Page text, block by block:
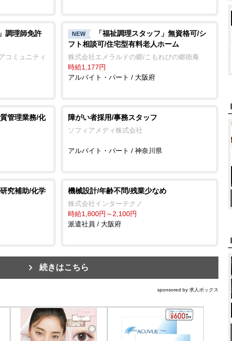
調理師免許
コミュニティ
NEW
「福祉調理スタッフ」無資格可/シ
フト相談可/住宅型有料老人ホーム
株式会社エメラルドの郷/こもれびの郷徳庵
時給1,177円
アルバイト・パート / 大阪府
管理業務/化
障がい者採用/事務スタッフ
ソフィアメディ株式会社
アルバイト・パート / 神奈川県
究補助/化学
機械設計/年齢不問/残業少なめ
株式会社インターテクノ
時給1,800円～2,100円
派遣社員 / 大阪府
続きはこちら
sponsored by 求人ボックス